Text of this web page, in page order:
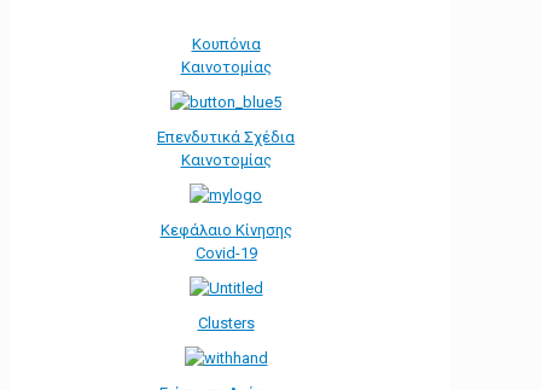
Κουπόνια
Καινοτομίας
Επενδυτικά Σχέδια
Καινοτομίας
Κεφάλαιο Κίνησης
Covid-19
Clusters